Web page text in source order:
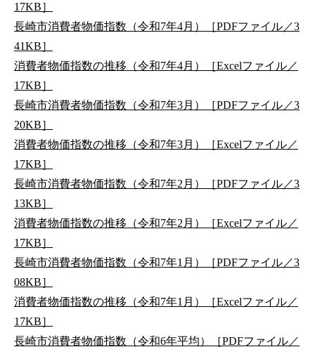
17KB］
長崎市消費者物価指数（令和7年4月）［PDFファイル／3
41KB］
消費者物価指数の推移（令和7年4月）［Excelファイル／
17KB］
長崎市消費者物価指数（令和7年3月）［PDFファイル／3
20KB］
消費者物価指数の推移（令和7年3月）［Excelファイル／
17KB］
長崎市消費者物価指数（令和7年2月）［PDFファイル／3
13KB］
消費者物価指数の推移（令和7年2月）［Excelファイル／
17KB］
長崎市消費者物価指数（令和7年1月）［PDFファイル／3
08KB］
消費者物価指数の推移（令和7年1月）［Excelファイル／
17KB］
長崎市消費者物価指数（令和6年平均）［PDFファイル／